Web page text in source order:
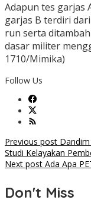
Adapun tes garjas
garjas B terdiri
run serta
dasar militer
1710/Mimika)
Follow Us
Post
navigation
Previous post
Studi Kelayakan
Next post Ada Apa
Don't Miss